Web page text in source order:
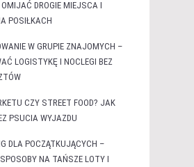
DROGIE MIEJSCA I
POSIŁKACH
W GRUPIE ZNAJOMYCH –
LOGISTYKĘ I NOCLEGI BEZ
CZY STREET FOOD? JAK
PSUCIA WYJAZDU
DLA POCZĄTKUJĄCYCH –
NA TAŃSZE LOTY I